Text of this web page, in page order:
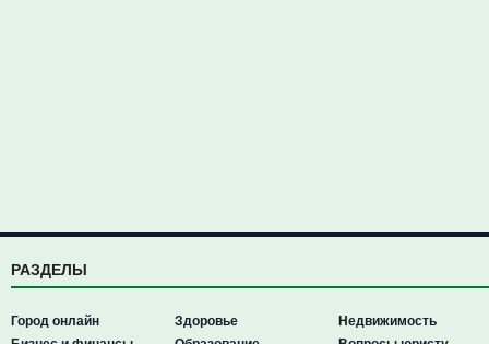
РАЗДЕЛЫ
Город онлайн
Здоровье
Недвижимость